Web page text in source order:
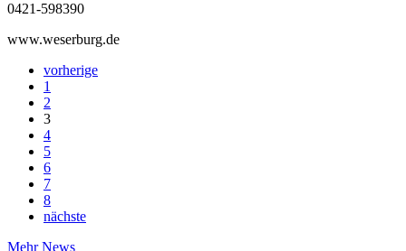
0421-598390
www.weserburg.de
vorherige
1
2
3
4
5
6
7
8
nächste
Mehr News